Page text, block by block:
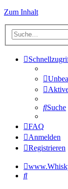
Zum Inhalt
Suche
FAQ
Anmelden
Registrieren
Suche